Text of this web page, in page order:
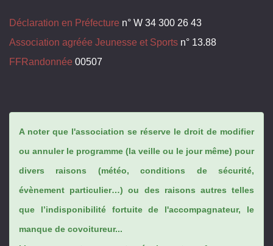
Déclaration en Préfecture n° W 34 300 26 43
Association agréée Jeunesse et Sports n° 13.88
FFRandonnée 00507
A noter que l'association se réserve le droit de modifier
ou annuler le programme (la veille ou le jour même) pour
divers raisons (météo, conditions de sécurité,
évènement particulier…) ou des raisons autres telles
que l’indisponibilité fortuite de l'accompagnateur, le
manque de covoitureur...